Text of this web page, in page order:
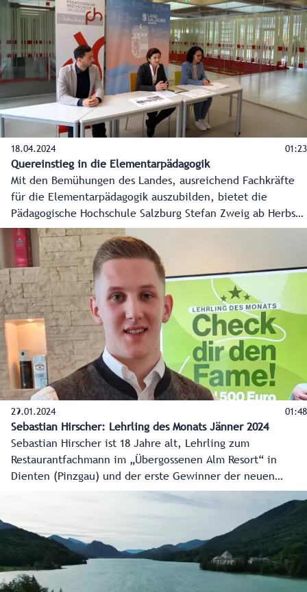
18.04.2024 01:23
Quereinstieg in die Elementarpädagogik
Mit den Bemühungen des Landes, ausreichend Fachkräfte
für die Elementarpädagogik auszubilden, bietet die
Pädagogische Hochschule Salzburg Stefan Zweig ab Herbst
2024 zwei neue berufsbegleitende Hochschullehrgänge für
Akademiker an. Einer dieser Lehrgänge richtet sich mit
einer Dauer von zwei Jahren auch explizit an
Quereinsteiger.
29.01.2024 01:48
Sebastian Hirscher: Lehrling des Monats Jänner 2024
Sebastian Hirscher ist 18 Jahre alt, Lehrling zum
Restaurantfachmann im „Übergossenen Alm Resort“ in
Dienten (Pinzgau) und der erste Gewinner der neuen
Initiative „Lehrling des Monats“. Damit will das Land
Salzburg gemeinsam mit der Wirtschaftskammer die vielen
erfolgreichen Karrieren mit Lehre vor den Vorhang holen.